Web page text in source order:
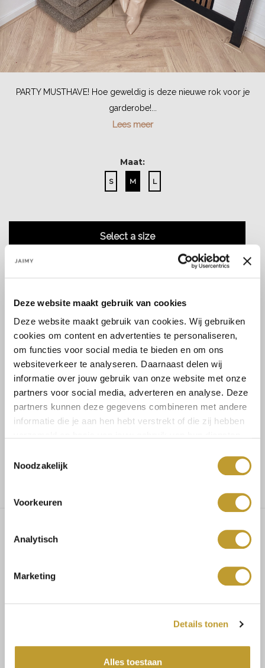
Deze website maakt gebruik van cookies
Deze website maakt gebruik van cookies. Wij gebruiken
cookies om content en advertenties te personaliseren,
om functies voor social media te bieden en om ons
websiteverkeer te analyseren. Daarnaast delen wij
informatie over jouw gebruik van onze website met onze
partners voor social media, adverteren en analyse. Deze
partners kunnen deze gegevens combineren met andere
informatie die je aan hen hebt verstrekt of die zij hebben
Noodzakelijk
Voorkeuren
Analytisch
Marketing
Details tonen
Alles toestaan
PARTY MUSTHAVE! Hoe geweldig is deze nieuwe rok voor je
garderobe!...
Lees meer
Maat:
S M L
Select a size
Size guide Verzenden & retourneren
Koop veilig en vertrouwd
Voor 17.30u besteld, dezelfde dag verzonden
Gratis verzending vanaf €75,-
Maat 38/40 bestel L